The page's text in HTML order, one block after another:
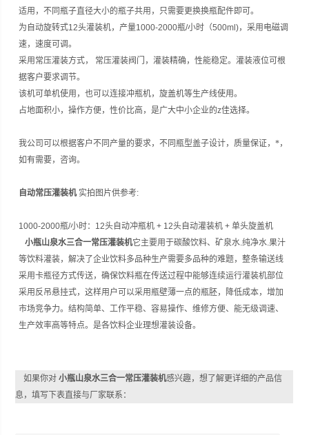
适用，不同瓶子直径大小的瓶子共用，只需要更换换瓶配件即可。
为自动旋转式12头灌装机，产量1000-2000瓶/小时（500ml)，采用电磁调
速，速度可调。
采用常压灌装方式， 常压灌装阀门，灌装精确，性能稳定。灌装液位可根
据客户要求调节。
该机可单机使用，也可以连接冲瓶机，旋盖机等生产线使用。
占地面积小，操作方便，性价比高，是广大中小企业的z佳选择。
我公司可以根据客户不同产量的要求，不同瓶型盖子设计，质量保证，*，
如有需要，咨询。
自动常压灌装机 实拍图片供参考:
1000-2000瓶/小时：12头自动冲瓶机 + 12头自动灌装机 + 单头旋盖机
小瓶山泉水三合一常压灌装机它主要用于碳酸饮料、矿泉水.纯净水.果汁
等饮料灌装，解决了企业饮料多品种生产需要多品种的难题，整条输送线
采用卡瓶径方式传送，确保饮料瓶在传送过程中能够连续运行灌装机部位
采用反吊悬挂式，这样用户可以采用瓶壁薄一点的瓶胚，降低成本，增加
市场竞争力。结构简单、工作平稳、容易操作、维修方便、能无级调速、
生产效率高等特点。是各饮料企业理想灌装设备。
如果你对小瓶山泉水三合一常压灌装机感兴趣，想了解更详细的产品信
息，填写下表直接与厂家联系：